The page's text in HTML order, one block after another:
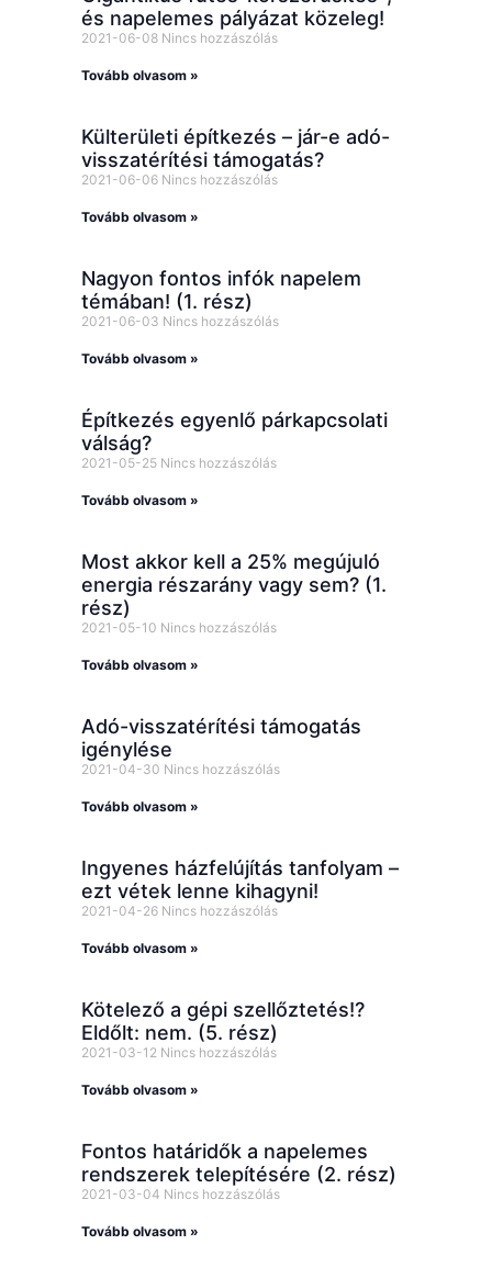
és napelemes pályázat közeleg!
2021-06-08 Nincs hozzászólás
Tovább olvasom »
Külterületi építkezés – jár-e adó-
visszatérítési támogatás?
2021-06-06 Nincs hozzászólás
Tovább olvasom »
Nagyon fontos infók napelem
témában! (1. rész)
2021-06-03 Nincs hozzászólás
Tovább olvasom »
Építkezés egyenlő párkapcsolati
válság?
2021-05-25 Nincs hozzászólás
Tovább olvasom »
Most akkor kell a 25% megújuló
energia részarány vagy sem? (1.
rész)
2021-05-10 Nincs hozzászólás
Tovább olvasom »
Adó-visszatérítési támogatás
igénylése
2021-04-30 Nincs hozzászólás
Tovább olvasom »
Ingyenes házfelújítás tanfolyam –
ezt vétek lenne kihagyni!
2021-04-26 Nincs hozzászólás
Tovább olvasom »
Kötelező a gépi szellőztetés!?
Eldőlt: nem. (5. rész)
2021-03-12 Nincs hozzászólás
Tovább olvasom »
Fontos határidők a napelemes
rendszerek telepítésére (2. rész)
2021-03-04 Nincs hozzászólás
Tovább olvasom »